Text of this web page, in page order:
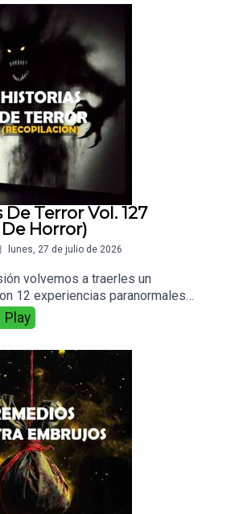
Terror Vol. 127
Horror)
lunes, 27 de julio de 2026
volvemos a traerles un
12 experiencias paranormales
si. Disfruten de su café caliente y
un comentario o me gusta.
Play